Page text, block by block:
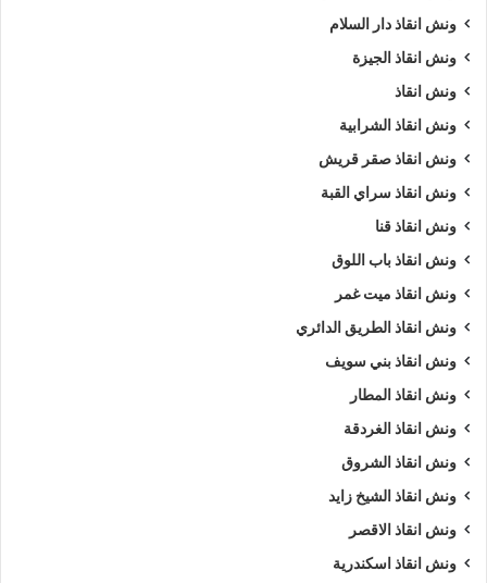
ونش انقاذ دار السلام
ونش انقاذ الجيزة
ونش انقاذ
ونش انقاذ الشرابية
ونش انقاذ صقر قريش
ونش انقاذ سراي القبة
ونش انقاذ قنا
ونش انقاذ باب اللوق
ونش انقاذ ميت غمر
ونش انقاذ الطريق الدائري
ونش انقاذ بني سويف
ونش انقاذ المطار
ونش انقاذ الغردقة
ونش انقاذ الشروق
ونش انقاذ الشيخ زايد
ونش انقاذ الاقصر
ونش انقاذ اسكندرية